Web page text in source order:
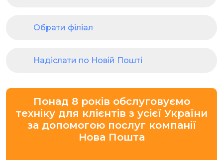
Обрати філіал
Надіслати по Новій Пошті
Понад 8 років обслуговуємо
техніку для клієнтів з усієї України
за допомогою послуг компанії
Нова Пошта